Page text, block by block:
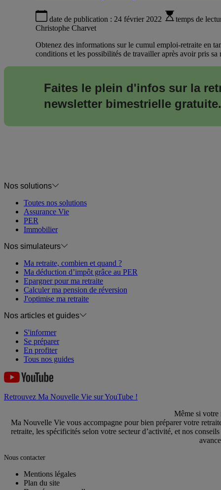
date de publication : 24 février 2022 temps de
Christophe Charvet
Obtenez des informations sur le cumul emploi-retraite en
conditions et les possibilités de travailler après avoir pris sa
Faites le plein d'infos sur la
newsletter bimestrielle gratuite.
Nos solutions
Toutes nos solutions
Assurance Vie
PER
Immobilier
Nos simulateurs
Ma retraite, combien et quand ?
Ma déduction d’impôt grâce au PER
Epargner pour ma retraite
Calculer ma pension de réversion
J'optimise ma retraite
Nos articles et guides
S'informer
Se préparer
En profiter
Tous nos guides
Retrouvez Ma Nouvelle Vie sur YouTube !
Même si votre
Ma Nouvelle Vie vous accompagne pour bien préparer votre
retraite, les spécificités selon votre secteur d’activité, et nos
Nous contacter
Mentions légales
Plan du site